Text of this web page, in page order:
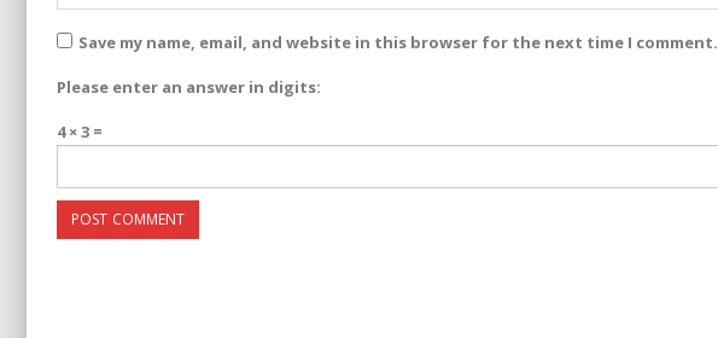
Save my name, email, and website in this browser for the next time I comment.
Please enter an answer in digits:
4 × 3 =